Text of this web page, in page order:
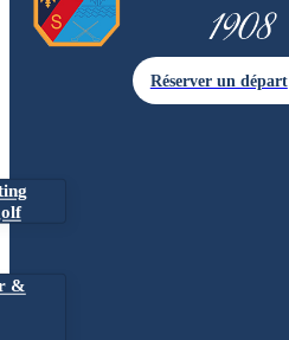
Réserver un départ
&